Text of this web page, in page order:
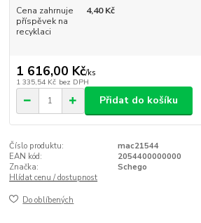
Cena zahrnuje
příspěvek na
recyklaci
4,40 Kč
1 616,00 Kč/ks
1 335,54 Kč bez DPH
Přidat do košíku
Číslo produktu:
mac21544
EAN kód:
2054400000000
Značka:
Schego
Hlídat cenu / dostupnost
Do oblíbených